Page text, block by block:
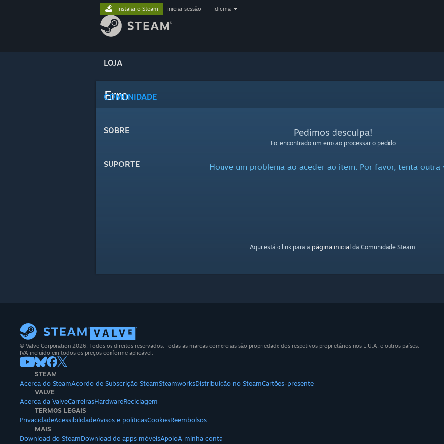
LOJA
COMUNIDADE
SOBRE
SUPORTE
Instalar o Steam iniciar sessão Idioma
Erro
Pedimos desculpa!
Foi encontrado um erro ao processar o pedido
Houve um problema ao aceder ao item. Por favor, tenta outra
Aqui está o link para a página inicial da Comunidade Steam.
© Valve Corporation 2026. Todos os direitos reservados. Todas as marcas comerciais são propriedade dos respetivos proprietários nos E.U.A. e outros países.
IVA incluído em todos os preços conforme aplicável.
STEAM
Acerca do SteamAcordo de Subscrição SteamSteamworksDistribuição no SteamCartões-presente
VALVE
Acerca da ValveCarreirasHardwareReciclagem
TERMOS LEGAIS
PrivacidadeAcessibilidadeAvisos e políticasCookiesReembolsos
MAIS
Download do SteamDownload de apps móveisApoioA minha conta